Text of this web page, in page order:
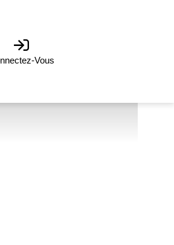
Vous